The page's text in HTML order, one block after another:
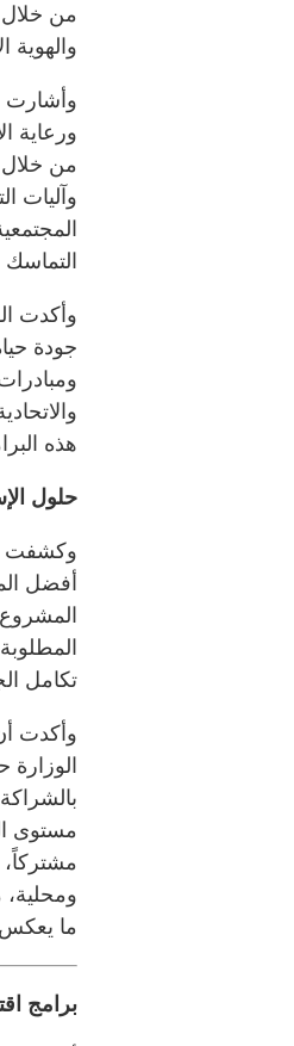
من خلال
والهوية
وأشارت
ورعاية
من خلال
وآليات
وأكدت
جودة
هذه
حلول
وكشفت
أفضل
تكامل
وأكدت
الوزارة
مستوى
ومحلية،
ما
برامج